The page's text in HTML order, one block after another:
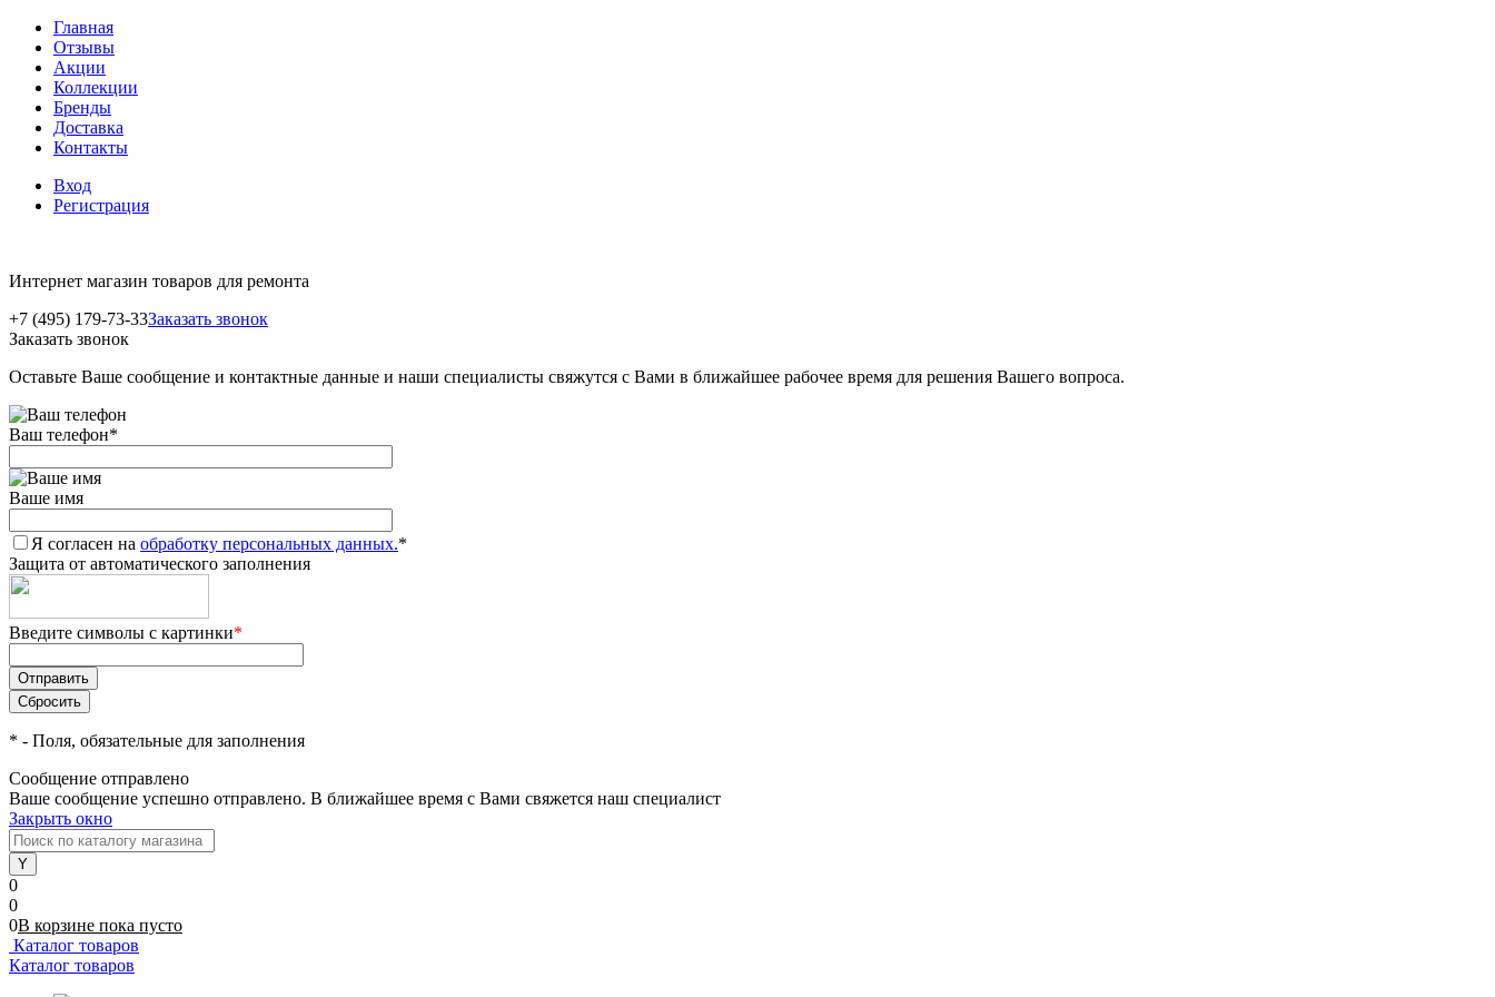
Главная
Отзывы
Акции
Коллекции
Бренды
Доставка
Контакты
Вход
Регистрация
Интернет магазин товаров для ремонта
+7 (495) 179-73-33Заказать звонок
Заказать звонок
Оставьте Ваше сообщение и контактные данные и наши специалисты свяжутся с Вами в ближайшее рабочее время для решения Вашего вопроса.
Ваш телефон*
Ваше имя
Я согласен на обработку персональных данных.*
Защита от автоматического заполнения
Введите символы с картинки*
* - Поля, обязательные для заполнения
Сообщение отправлено
Ваше сообщение успешно отправлено. В ближайшее время с Вами свяжется наш специалист
Закрыть окно
0
0
0В корзине пока пусто
Каталог товаров
Каталог товаров